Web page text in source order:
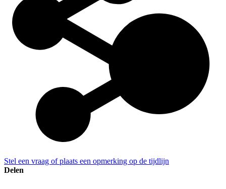
Stel een vraag of plaats een opmerking op de tijdlijn
Delen